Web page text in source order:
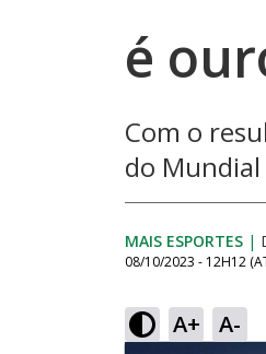
é
Com o
do
MAIS ESPORTES |
08/10/2023 - 12H12
A+ A-